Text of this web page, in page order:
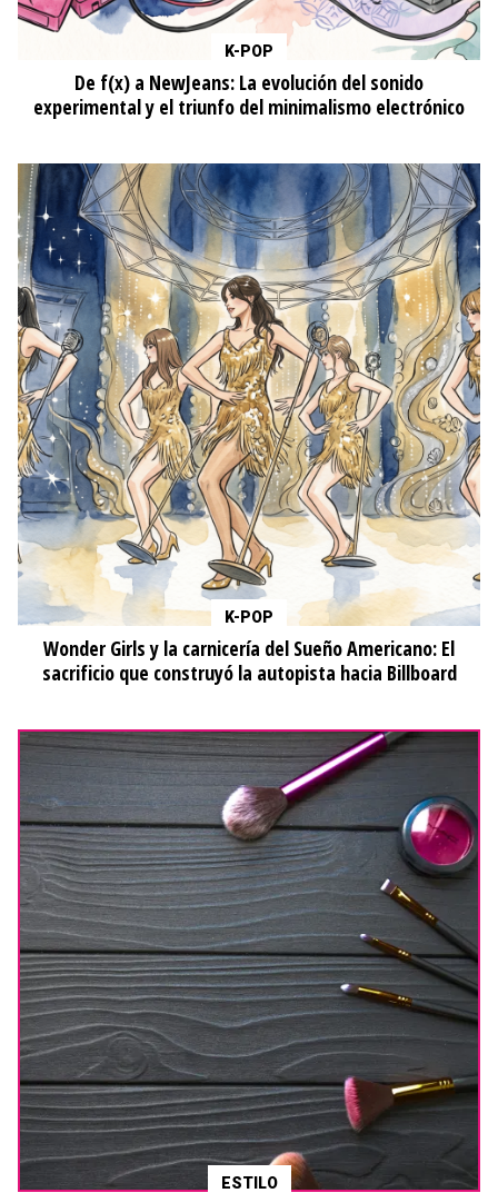
K-POP
De f(x) a NewJeans: La evolución del sonido
experimental y el triunfo del minimalismo electrónico
K-POP
Wonder Girls y la carnicería del Sueño Americano: El
sacrificio que construyó la autopista hacia Billboard
ESTILO